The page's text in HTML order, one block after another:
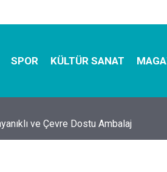
SPOR KÜLTÜR SANAT
ve Çevre Dostu Ambalaj